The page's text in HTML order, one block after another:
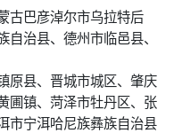
古巴彦淖尔市乌拉特后
治县、德州市临邑县、
原县、晋城市城区、肇庆
圃镇、菏泽市牡丹区、张
市宁洱哈尼族彝族自治县